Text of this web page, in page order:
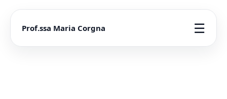
Prof.ssa Maria Corgna ☰